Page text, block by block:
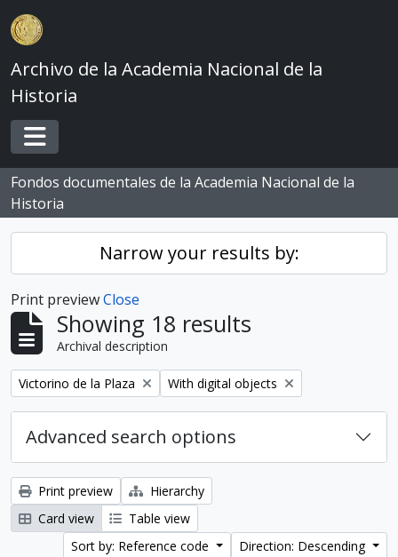
Skip to main content
Archivo de la Academia Nacional de la
Historia
Toggle navigation
Fondos documentales de la Academia Nacional de la
Historia
Narrow your results by:
Print previewClose
Showing 18 results
Archival description
Remove filter:
Victorino de la Plaza Remove filter:
With digital objects
Advanced search options
Print preview
Hierarchy
Card view
Table view
Sort by: Reference code
Direction: Descending